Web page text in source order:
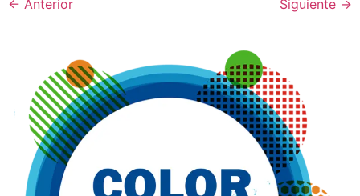
← Anterior Siguiente →